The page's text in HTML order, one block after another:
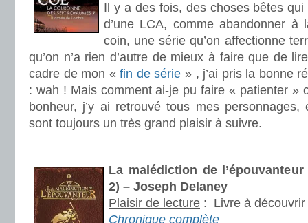
Il y a des fois, des choses bêtes
d’une LCA, comme abandonner
coin, une série qu’on affectionne
qu’on n’a rien d’autre de mieux à faire que de
cadre de mon «fin de série » , j’ai pris la bonne
: wah ! Mais comment ai-je pu faire « patienter »
bonheur, j’y ai retrouvé tous mes
sont toujours un très grand plaisir à suivre.
La malédiction de
2) – Joseph Delaney
Plaisir de lecture : Livre à découvrir
Chronique complète